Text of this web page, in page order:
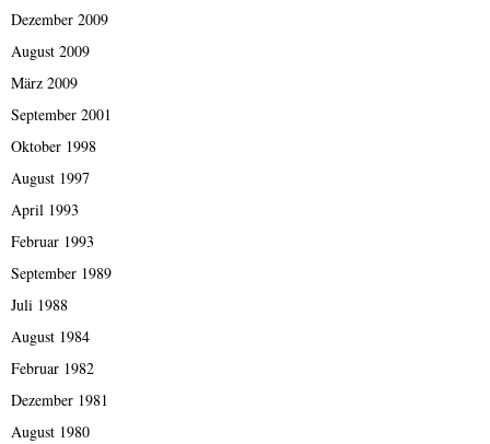
Dezember 2009
August 2009
März 2009
September 2001
Oktober 1998
August 1997
April 1993
Februar 1993
September 1989
Juli 1988
August 1984
Februar 1982
Dezember 1981
August 1980